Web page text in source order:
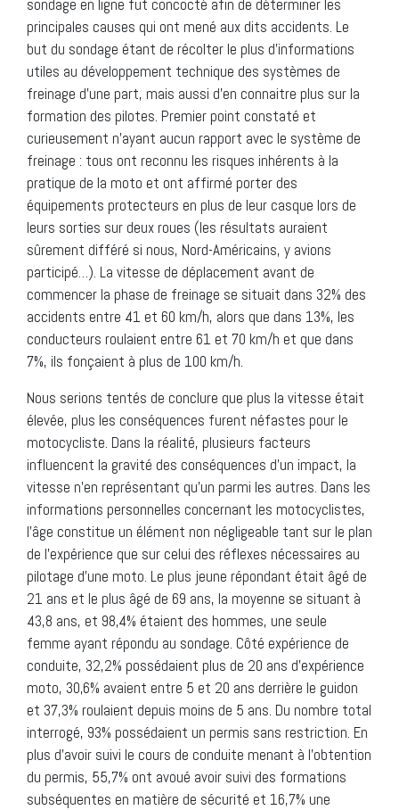
sondage en ligne fut concocté afin de déterminer les
principales causes qui ont mené aux dits accidents. Le
but du sondage étant de récolter le plus d’informations
utiles au développement technique des systèmes de
freinage d’une part, mais aussi d’en connaitre plus sur la
formation des pilotes. Premier point constaté et
curieusement n’ayant aucun rapport avec le système de
freinage : tous ont reconnu les risques inhérents à la
pratique de la moto et ont affirmé porter des
équipements protecteurs en plus de leur casque lors de
leurs sorties sur deux roues (les résultats auraient
sûrement différé si nous, Nord-Américains, y avions
participé…). La vitesse de déplacement avant de
commencer la phase de freinage se situait dans 32% des
accidents entre 41 et 60 km/h, alors que dans 13%, les
conducteurs roulaient entre 61 et 70 km/h et que dans
7%, ils fonçaient à plus de 100 km/h.
Nous serions tentés de conclure que plus la vitesse était
élevée, plus les conséquences furent néfastes pour le
motocycliste. Dans la réalité, plusieurs facteurs
influencent la gravité des conséquences d’un impact, la
vitesse n’en représentant qu’un parmi les autres. Dans les
informations personnelles concernant les motocyclistes,
l’âge constitue un élément non négligeable tant sur le plan
de l’expérience que sur celui des réflexes nécessaires au
pilotage d’une moto. Le plus jeune répondant était âgé de
21 ans et le plus âgé de 69 ans, la moyenne se situant à
43,8 ans, et 98,4% étaient des hommes, une seule
femme ayant répondu au sondage. Côté expérience de
conduite, 32,2% possédaient plus de 20 ans d’expérience
moto, 30,6% avaient entre 5 et 20 ans derrière le guidon
et 37,3% roulaient depuis moins de 5 ans. Du nombre total
interrogé, 93% possédaient un permis sans restriction. En
plus d’avoir suivi le cours de conduite menant à l’obtention
du permis, 55,7% ont avoué avoir suivi des formations
subséquentes en matière de sécurité et 16,7% une